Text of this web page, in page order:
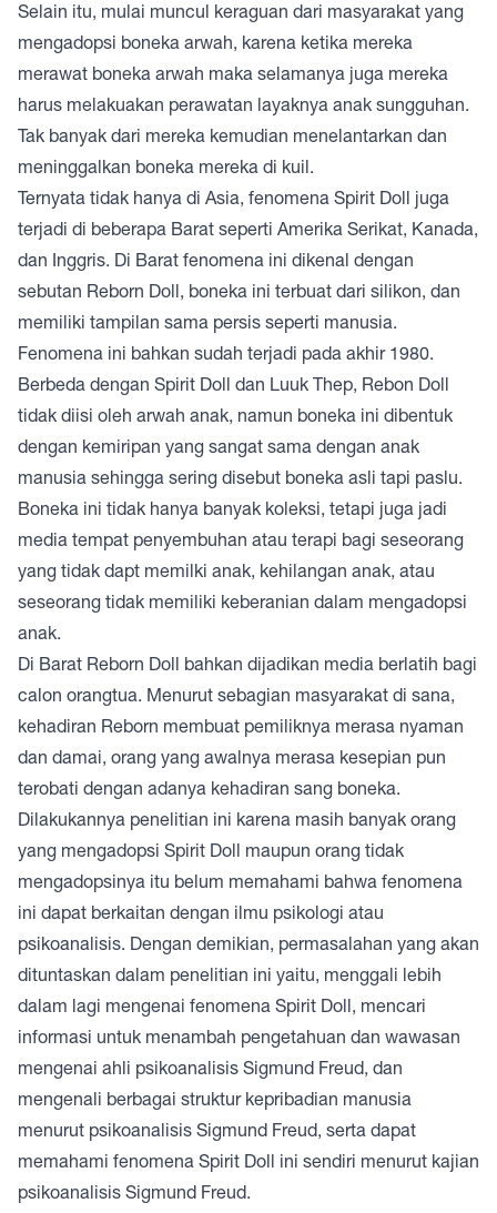
Selain itu, mulai muncul keraguan dari masyarakat yang
mengadopsi boneka arwah, karena ketika mereka
merawat boneka arwah maka selamanya juga mereka
harus melakuakan perawatan layaknya anak sungguhan.
Tak banyak dari mereka kemudian menelantarkan dan
meninggalkan boneka mereka di kuil.
Ternyata tidak hanya di Asia, fenomena Spirit Doll juga
terjadi di beberapa Barat seperti Amerika Serikat, Kanada,
dan Inggris. Di Barat fenomena ini dikenal dengan
sebutan Reborn Doll, boneka ini terbuat dari silikon, dan
memiliki tampilan sama persis seperti manusia.
Fenomena ini bahkan sudah terjadi pada akhir 1980.
Berbeda dengan Spirit Doll dan Luuk Thep, Rebon Doll
tidak diisi oleh arwah anak, namun boneka ini dibentuk
dengan kemiripan yang sangat sama dengan anak
manusia sehingga sering disebut boneka asli tapi paslu.
Boneka ini tidak hanya banyak koleksi, tetapi juga jadi
media tempat penyembuhan atau terapi bagi seseorang
yang tidak dapt memilki anak, kehilangan anak, atau
seseorang tidak memiliki keberanian dalam mengadopsi
anak.
Di Barat Reborn Doll bahkan dijadikan media berlatih bagi
calon orangtua. Menurut sebagian masyarakat di sana,
kehadiran Reborn membuat pemiliknya merasa nyaman
dan damai, orang yang awalnya merasa kesepian pun
terobati dengan adanya kehadiran sang boneka.
Dilakukannya penelitian ini karena masih banyak orang
yang mengadopsi Spirit Doll maupun orang tidak
mengadopsinya itu belum memahami bahwa fenomena
ini dapat berkaitan dengan ilmu psikologi atau
psikoanalisis. Dengan demikian, permasalahan yang akan
dituntaskan dalam penelitian ini yaitu, menggali lebih
dalam lagi mengenai fenomena Spirit Doll, mencari
informasi untuk menambah pengetahuan dan wawasan
mengenai ahli psikoanalisis Sigmund Freud, dan
mengenali berbagai struktur kepribadian manusia
menurut psikoanalisis Sigmund Freud, serta dapat
memahami fenomena Spirit Doll ini sendiri menurut kajian
psikoanalisis Sigmund Freud.